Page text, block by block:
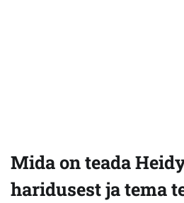
Mida on teada
haridusest ja tema